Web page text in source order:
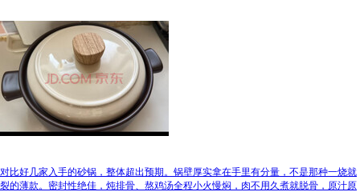
对比好几家入手的砂锅，整体超出预期。锅壁厚实拿在手里有分量，不是那种一烧就
裂的薄款。密封性绝佳，炖排骨、熬鸡汤全程小火慢焖，肉不用久煮就脱骨，原汁原